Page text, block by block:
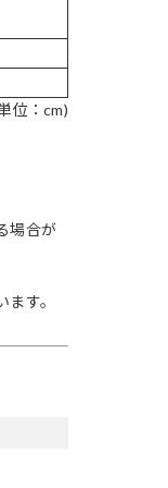
位：cm)
場合が
す。